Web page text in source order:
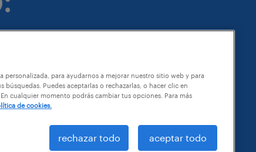
personalizada, para ayudarnos a mejorar nuestro sitio web y para
Puedes aceptarlas o rechazarlas, o hacer clic en
cualquier momento podrás cambiar tus opciones. Para más
de cookies.
rechazar todo aceptar todo